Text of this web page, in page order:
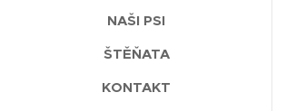
NAŠI PSI
ŠTĚŇATA
KONTAKT